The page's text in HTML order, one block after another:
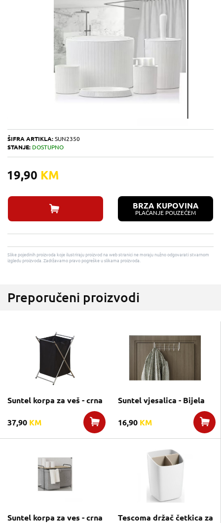
ŠIFRA ARTIKLA: SUN2350
STANJE: DOSTUPNO
19,90 KM
BRZA KUPOVINA
PLAĆANJE POUZEĆEM
Slike pojedinih proizvoda koje ilustriraju proizvod na web stranici ne moraju nužno odgovarati stvarnom
izgledu proizvoda. Zadržavamo pravo pogreške u slikama proizvoda.
Preporučeni proizvodi
Suntel korpa za veš - crna
37,90 KM
Suntel vjesalica - Bijela
16,90 KM
Suntel korpa za ves - crna
Tescoma držač četkica za